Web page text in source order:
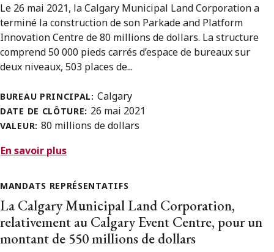
Le 26 mai 2021, la Calgary Municipal Land Corporation a
terminé la construction de son Parkade and Platform
Innovation Centre de 80 millions de dollars. La structure
comprend 50 000 pieds carrés d’espace de bureaux sur
deux niveaux, 503 places de...
BUREAU PRINCIPAL: Calgary
DATE DE CLÔTURE: 26 mai 2021
VALEUR: 80 millions de dollars
En savoir plus
MANDATS REPRÉSENTATIFS
La Calgary Municipal Land Corporation,
relativement au Calgary Event Centre, pour un
montant de 550 millions de dollars